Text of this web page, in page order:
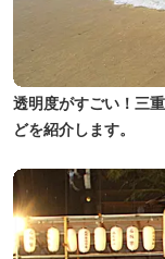
透明度がすごい！三
どを紹介します。